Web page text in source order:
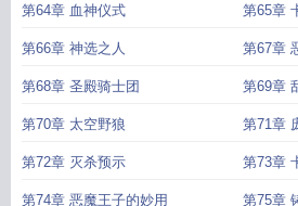
第64章 血神仪式 第65章
第66章 神选之人 第67章
第68章 圣殿骑士团 第69章
第70章 太空野狼 第71章
第72章 灭杀预示 第73章
第74章 恶魔王子的妙用 第75章